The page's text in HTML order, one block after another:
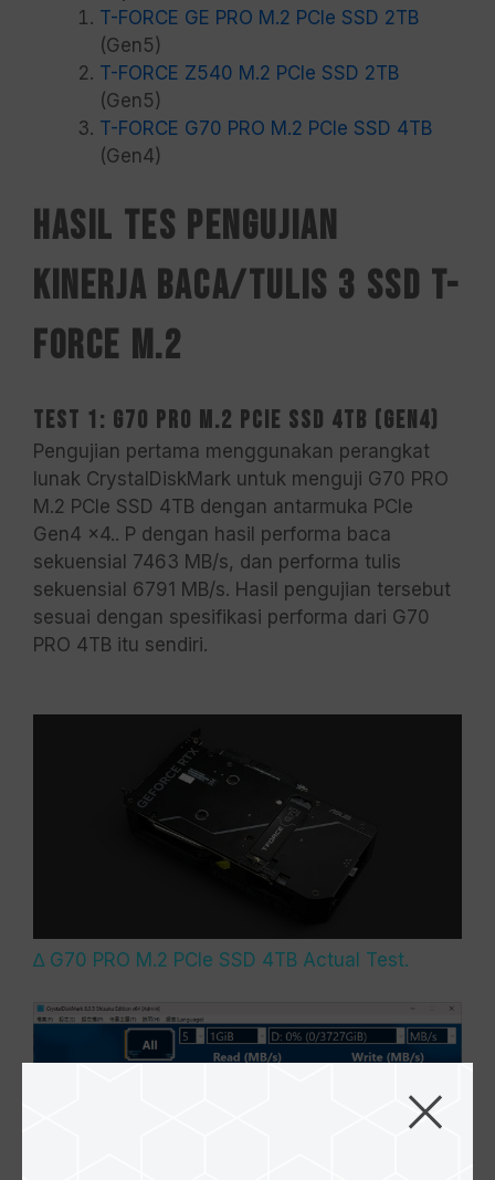
T-FORCE GE PRO M.2 PCIe SSD 2TB
(Gen5)
T-FORCE Z540 M.2 PCIe SSD 2TB
(Gen5)
T-FORCE G70 PRO M.2 PCIe SSD 4TB
(Gen4)
Hasil Tes Pengujian
Kinerja Baca/Tulis 3 SSD T-
FORCE M.2
Test 1: G70 PRO M.2 PCIe SSD 4TB (Gen4)
Pengujian pertama menggunakan perangkat
lunak CrystalDiskMark untuk menguji G70 PRO
M.2 PCIe SSD 4TB dengan antarmuka PCIe
Gen4 x4.. P dengan hasil performa baca
sekuensial 7463 MB/s, dan performa tulis
sekuensial 6791 MB/s. Hasil pengujian tersebut
sesuai dengan spesifikasi performa dari G70
PRO 4TB itu sendiri.
∆ G70 PRO M.2 PCIe SSD 4TB Actual Test.